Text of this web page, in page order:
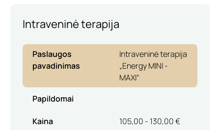
Intraveninė terapija
Paslaugos
pavadinimas
Intraveninė terapija
„Energy MINI -
MAXI“
Papildomai
Kaina
105,00 - 130,00 €